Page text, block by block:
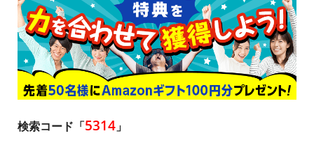
検索コード「5314 」